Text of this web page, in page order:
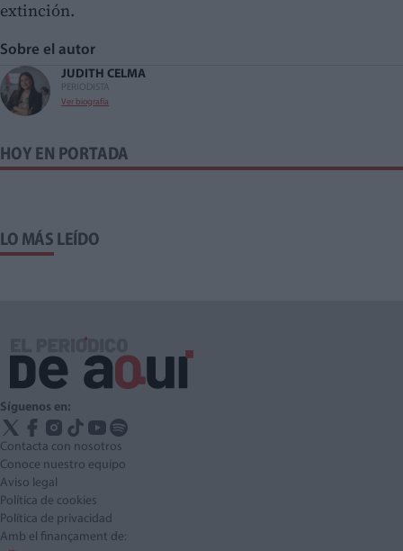
extinción.
Sobre el autor
JUDITH CELMA
PERIODISTA
Ver biografía
HOY EN PORTADA
LO MÁS LEÍDO
Síguenos en:
Contacta con nosotros
Conoce nuestro equipo
Aviso legal
Política de cookies
Política de privacidad
Amb el finançament de: